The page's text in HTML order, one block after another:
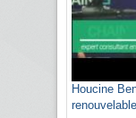
Houcine
renouvelable